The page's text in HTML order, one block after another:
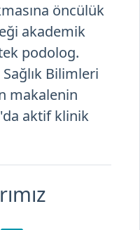
öncülük
akademik
podolog.
Bilimleri
makalenin
aktif klinik